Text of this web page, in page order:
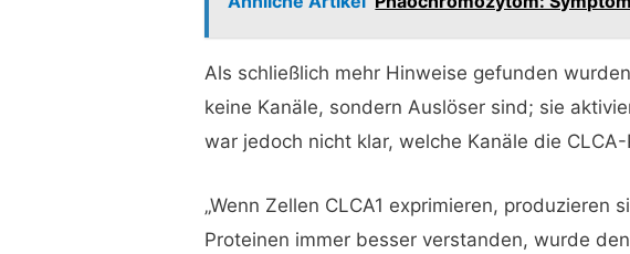
Als schließlich mehr Hinweise gefunden
keine Kanäle, sondern Auslöser sind; sie
war jedoch nicht klar, welche Kanäle die
„Wenn Zellen CLCA1 exprimieren,
Proteinen immer besser verstanden, wurde